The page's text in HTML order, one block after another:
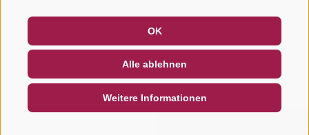
OK
Alle ablehnen
Weitere Informationen
NEWSLETTER
SOCIAL WALL WETTER